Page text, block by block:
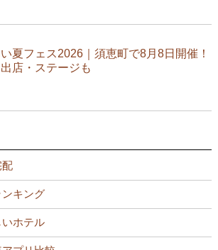
夏フェス2026｜須恵町で8月8日開催！
店・ステージも
配
キング
ホテル